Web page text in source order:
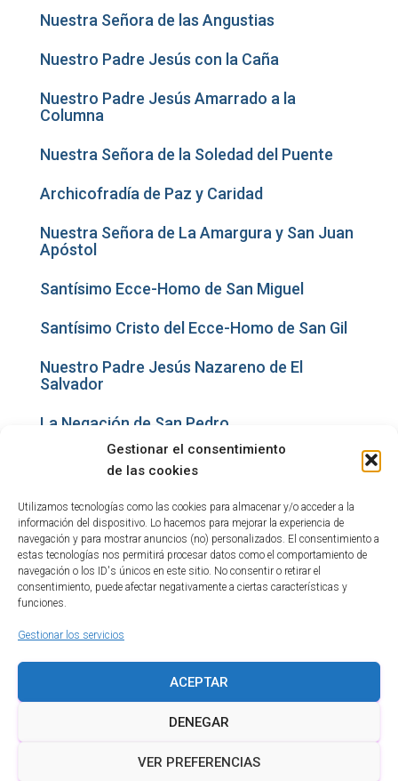
Gestionar el consentimiento
de las cookies
Utilizamos tecnologías como las cookies para almacenar y/o acceder a la
información del dispositivo. Lo hacemos para mejorar la experiencia de
navegación y para mostrar anuncios (no) personalizados. El consentimiento a
estas tecnologías nos permitirá procesar datos como el comportamiento de
navegación o los ID's únicos en este sitio. No consentir o retirar el
consentimiento, puede afectar negativamente a ciertas características y
funciones.
Gestionar los servicios
ACEPTAR
DENEGAR
VER PREFERENCIAS
Nuestra Señora de las Angustias
Nuestro Padre Jesús con la Caña
Nuestro Padre Jesús Amarrado a la
Columna
Nuestra Señora de la Soledad del Puente
Archicofradía de Paz y Caridad
Nuestra Señora de La Amargura y San Juan
Apóstol
Santísimo Ecce-Homo de San Miguel
Santísimo Cristo del Ecce-Homo de San Gil
Nuestro Padre Jesús Nazareno de El
Salvador
La Negación de San Pedro
San Pedro Apóstol
1 2 3 ›